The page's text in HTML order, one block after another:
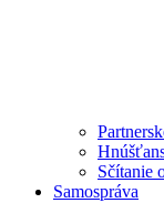
Sčítanie
Samospráva